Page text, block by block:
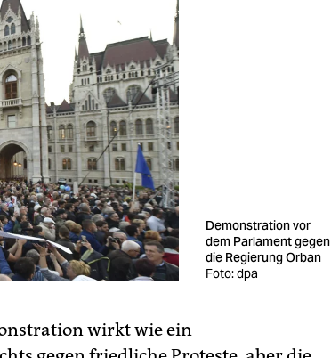
Demonstration vor
dem Parlament gegen
die Regierung Orban
Foto: dpa
wirkt wie ein